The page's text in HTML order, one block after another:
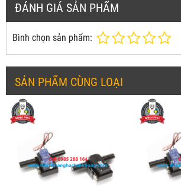
ĐÁNH GIÁ SẢN PHẨM
Bình chọn sản phẩm:
SẢN PHẨM CÙNG LOẠI